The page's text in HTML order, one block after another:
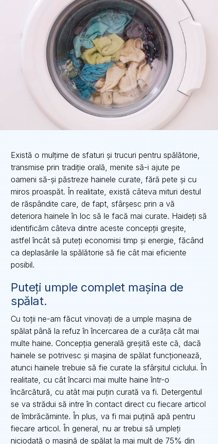
Există o mulțime de sfaturi și trucuri pentru spălătorie,
transmise prin tradiție orală, menite să-i ajute pe
oameni să-și păstreze hainele curate, fără pete și cu
miros proaspăt. În realitate, există câteva mituri destul
de răspândite care, de fapt, sfârșesc prin a vă
deteriora hainele în loc să le facă mai curate. Haideți să
identificăm câteva dintre aceste concepții greșite,
astfel încât să puteți economisi timp și energie, făcând
ca deplasările la spălătorie să fie cât mai eficiente
posibil.
Puteți umple complet mașina de
spălat.
Cu toții ne-am făcut vinovați de a umple mașina de
spălat până la refuz în încercarea de a curăța cât mai
multe haine. Concepția generală greșită este că, dacă
hainele se potrivesc și mașina de spălat funcționează,
atunci hainele trebuie să fie curate la sfârșitul ciclului. În
realitate, cu cât încarci mai multe haine într-o
încărcătură, cu atât mai puțin curată va fi. Detergentul
se va strădui să intre în contact direct cu fiecare articol
de îmbrăcăminte. În plus, va fi mai puțină apă pentru
fiecare articol. În general, nu ar trebui să umpleți
niciodată o mașină de spălat la mai mult de 75% din